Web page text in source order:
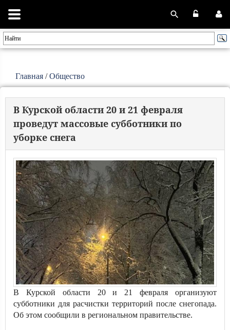
Главная /Общество
В Курской области 20 и 21 февраля
проведут массовые субботники по
уборке снега
В Курской области 20 и 21 февраля организуют
субботники для расчистки территорий после снегопада.
Об этом сообщили в региональном правительстве.